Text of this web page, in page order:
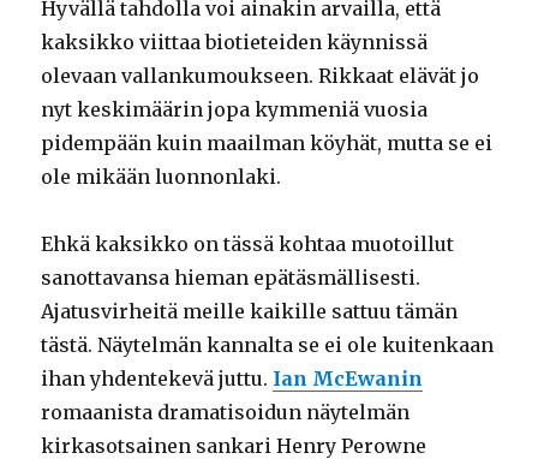
Hyvällä tahdolla voi ainakin arvailla, että
kaksikko viittaa biotieteiden käynnissä
olevaan vallankumoukseen. Rikkaat elävät jo
nyt keskimäärin jopa kymmeniä vuosia
pidempään kuin maailman köyhät, mutta se ei
ole mikään luonnonlaki.
Ehkä kaksikko on tässä kohtaa muotoillut
sanottavansa hieman epätäsmällisesti.
Ajatusvirheitä meille kaikille sattuu tämän
tästä. Näytelmän kannalta se ei ole kuitenkaan
ihan yhdentekevä juttu. Ian McEwanin
romaanista dramatisoidun näytelmän
kirkasotsainen sankari Henry Perowne